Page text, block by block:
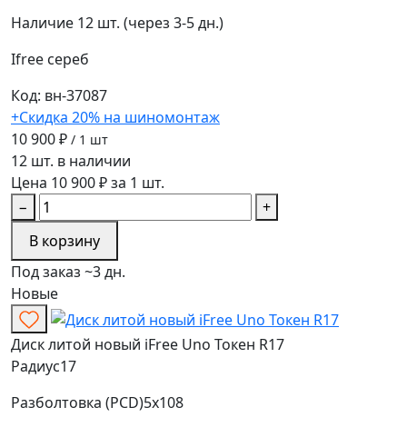
Наличие 12 шт. (через 3-5 дн.)
Ifree сереб
Код: вн-37087
+Скидка 20% на шиномонтаж
10 900 ₽ / 1 шт
12 шт. в наличии
Цена 10 900 ₽ за 1 шт.
−
+
В корзину
Под заказ ~3 дн.
Новые
Диск литой новый iFree Uno Токен R17
Радиус17
Разболтовка (PCD)5x108